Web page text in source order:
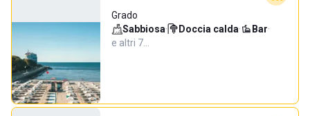
Grado
Sabbiosa· Doccia calda· Bar·
e altri 7…